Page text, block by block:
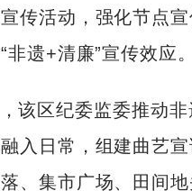
传活动，强化节点宣
非遗+清廉”宣传效应。
该区纪委监委推动
入日常，组建曲艺
、集市广场、田间